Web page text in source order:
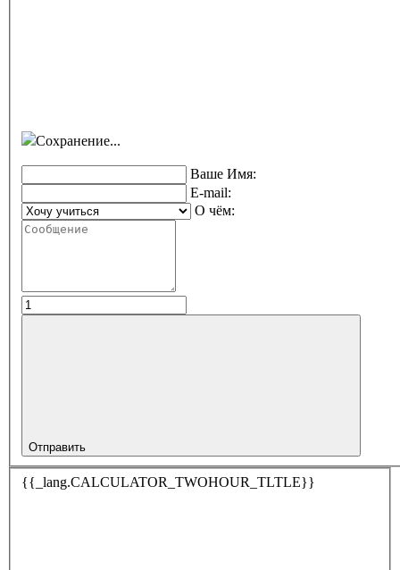
Сохранение...
Ваше Имя:
E-mail:
О чём:
Отправить
{{_lang.CALCULATOR_TWOHOUR_TLTLE}}